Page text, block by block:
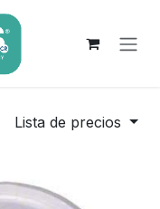
Lista de precios